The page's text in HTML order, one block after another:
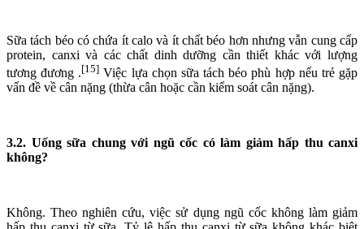
Sữa tách béo có chứa ít calo và ít chất béo hơn nhưng vẫn cung cấp
protein, canxi và các chất dinh dưỡng cần thiết khác với lượng
tương đương .[15] Việc lựa chọn sữa tách béo phù hợp nếu trẻ gặp
vấn đề về cân nặng (thừa cân hoặc cần kiểm soát cân nặng).
3.2. Uống sữa chung với ngũ cốc có làm giảm hấp thu canxi
không?
Không. Theo nghiên cứu, việc sử dụng ngũ cốc không làm giảm